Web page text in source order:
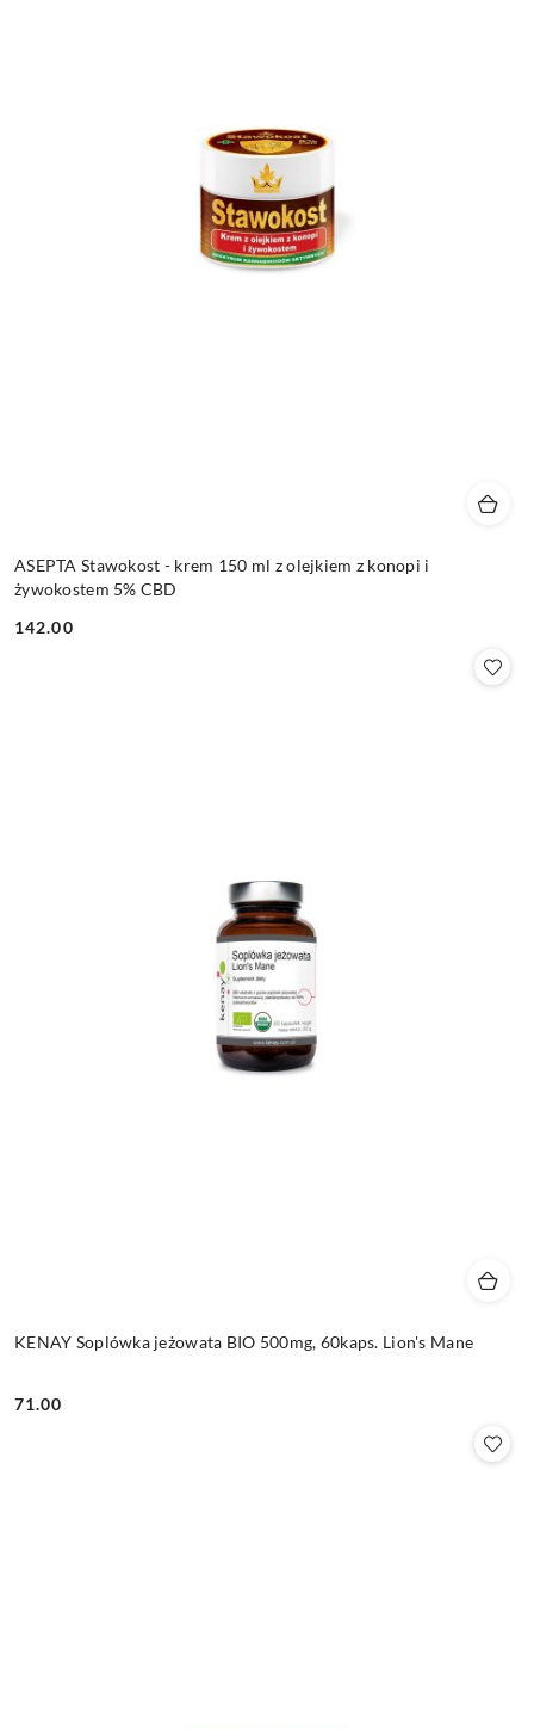
ASEPTA Stawokost - krem 150 ml z olejkiem z konopi i
żywokostem 5% CBD
Cena:
142.00
KENAY Soplówka jeżowata BIO 500mg, 60kaps. Lion's Mane
Cena:
71.00